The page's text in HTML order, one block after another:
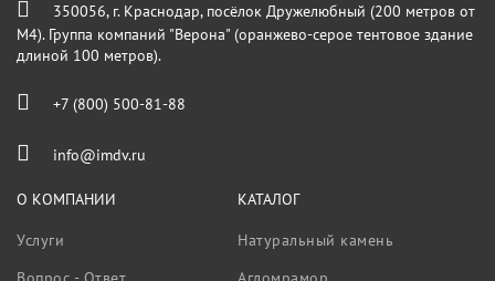
350056, г. Краснодар, посёлок Дружелюбный (200 метров от
М4). Группа компаний "Верона" (оранжево-серое тентовое здание
длиной 100 метров).
+7 (800) 500-81-88
info@imdv.ru
О КОМПАНИИ
Услуги
КАТАЛОГ
Натуральный камень